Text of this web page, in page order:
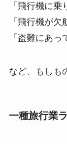
「飛行機に乗
「飛行機が欠
「盗難にあっ
など、もしも
一種旅行業